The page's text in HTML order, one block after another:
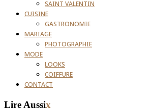
SAINT VALENTIN
CUISINE
GASTRONOMIE
MARIAGE
PHOTOGRAPHIE
MODE
LOOKS
COIFFURE
CONTACT
Lire Aussix